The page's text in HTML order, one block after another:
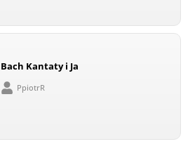
Bach Kantaty i Ja
PpiotrR